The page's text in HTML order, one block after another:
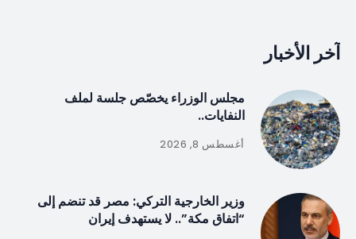
آخر الأخبار
مجلس الوزراء يخصّص جلسة لملف
النفايات..
أغسطس 8, 2026
وزير الخارجية التركي: مصر قد تنضم إلى
“اتفاق مكة”.. لا يستهدف إيران